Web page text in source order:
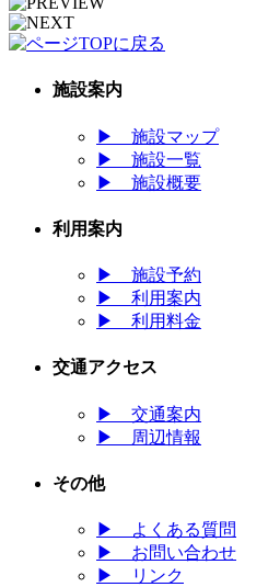
施設案内
▶ 施設マップ
▶ 施設一覧
▶ 施設概要
利用案内
▶ 施設予約
▶ 利用案内
▶ 利用料金
交通アクセス
▶ 交通案内
▶
周辺情報
その他
▶
よくある質問
▶ お問い合わせ
▶
リンク